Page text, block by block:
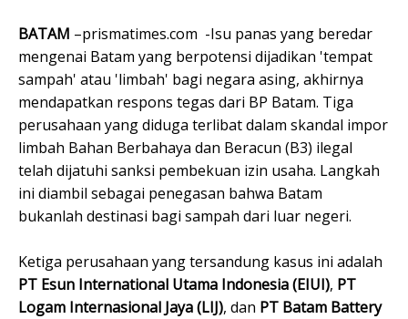
BATAM –prismatimes.com -Isu panas yang beredar
mengenai Batam yang berpotensi dijadikan 'tempat
sampah' atau 'limbah' bagi negara asing, akhirnya
mendapatkan respons tegas dari BP Batam. Tiga
perusahaan yang diduga terlibat dalam skandal impor
limbah Bahan Berbahaya dan Beracun (B3) ilegal
telah dijatuhi sanksi pembekuan izin usaha. Langkah
ini diambil sebagai penegasan bahwa Batam
bukanlah destinasi bagi sampah dari luar negeri.
Ketiga perusahaan yang tersandung kasus ini adalah
PT Esun International Utama Indonesia (EIUI), PT
Logam Internasional Jaya (LIJ), dan PT Batam Battery